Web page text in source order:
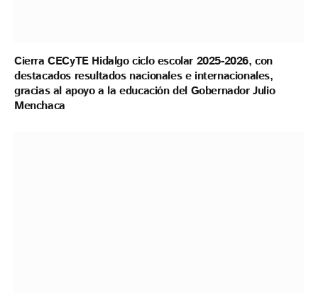
Cierra CECyTE Hidalgo ciclo escolar 2025-2026, con
destacados resultados nacionales e internacionales,
gracias al apoyo a la educación del Gobernador Julio
Menchaca